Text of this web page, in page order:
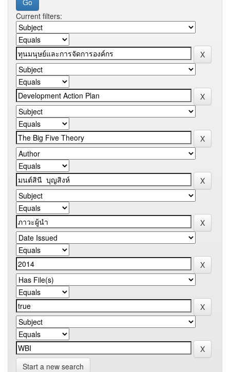
Current filters:
Start a new search